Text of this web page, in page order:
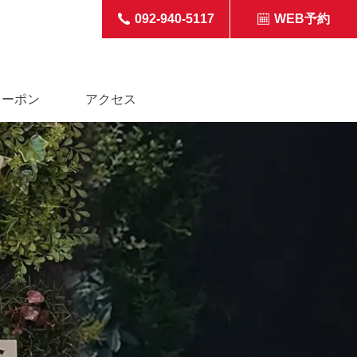
ポン アクセス
092-940-5117 WEB予約